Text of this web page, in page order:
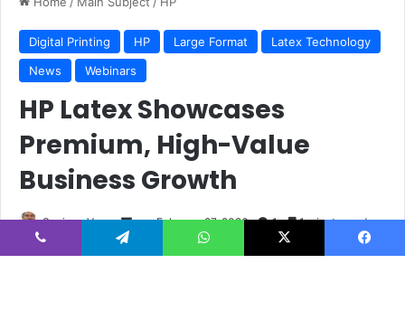
فيسبوك ‫X واتساب تيلقرام ڤايبر